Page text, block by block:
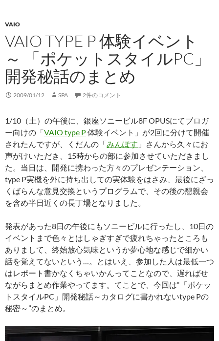
VAIO
VAIO TYPE P 体験イベント
～ 「ポケットスタイルPC」
開発秘話のまとめ
2009/01/12 SPA 2件のコメント
1/10（土）の午後に、銀座ソニービル8F OPUSにてブロガ
ー向けの「VAIO type P体験イベント」が2回に分けて開催
されたんですが、くだんの「みんぽす 」さんから久々にお
声がけいただき、15時からの部に参加させていただきまし
た。当日は、開発に携わった方々のプレゼンテーション、
type P実機を外に持ち出しての実体験をはさみ、最後にざっ
くばらんな意見交換というプログラムで、その後の懇親会
を含め半日近くの長丁場となりました。
発表があった8日の午後にもソニービルに行ったし、10日の
イベントまで色々とはしゃぎすぎで疲れちゃったところも
ありまして、終始放心気味というか夢心地な感じで細かい
話を覚えてないという…。とはいえ、参加した人は最低一つ
はレポート書かなくちゃいかんってことなので、遅ればせ
ながらまとめ作業やってます。てことで、今回は“「ポケッ
トスタイルPC」開発秘話～カタログに書かれないtype Pの
秘密～”のまとめ。